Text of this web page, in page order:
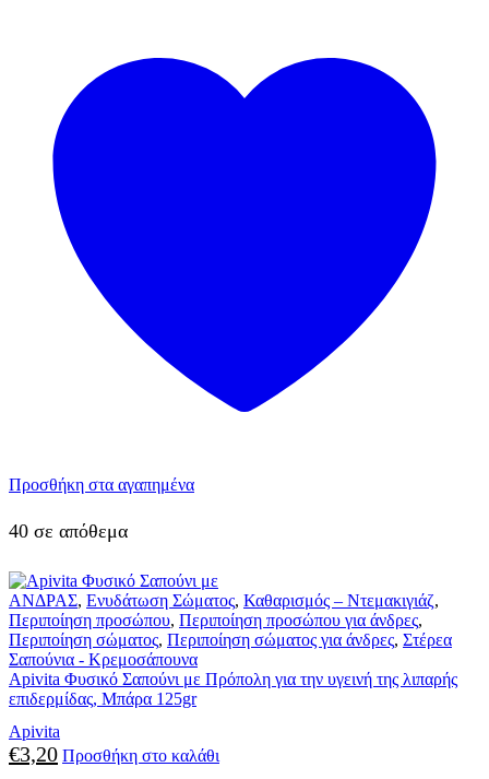
Προσθήκη στα αγαπημένα
40 σε απόθεμα
ΑΝΔΡΑΣ, Ενυδάτωση Σώματος, Καθαρισμός – Ντεμακιγιάζ,
Περιποίηση προσώπου, Περιποίηση προσώπου για άνδρες,
Περιποίηση σώματος, Περιποίηση σώματος για άνδρες, Στέρεα
Σαπούνια - Κρεμοσάπουνα
Apivita Φυσικό Σαπούνι με Πρόπολη για την υγεινή της λιπαρής
επιδερμίδας, Μπάρα 125gr
Apivita
€3,20 Προσθήκη στο καλάθι